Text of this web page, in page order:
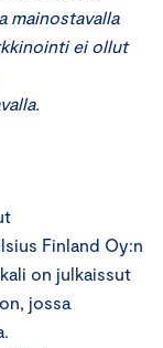
mainostavalla
ei ollut
Finland Oy:n
on julkaissut
jossa